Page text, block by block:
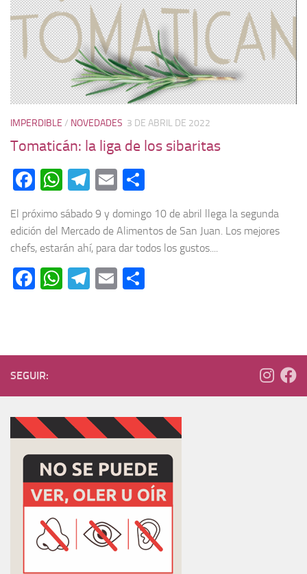
IMPERDIBLE / NOVEDADES 3 DE ABRIL DE 2022
Tomaticán: la liga de los sibaritas
Facebook
WhatsApp
Telegram
Email
El próximo sábado 9 y domingo 10 de abril llega la segunda
edición del Mercado de Alimentos de San Juan. Los mejores
chefs, estarán ahí, para dar todos los gustos....
Facebook
WhatsApp
Telegram
Email
SEGUIR: